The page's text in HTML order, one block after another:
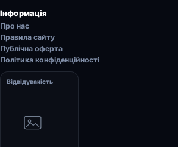
Інформація
Про нас
Правила сайту
Публічна оферта
Політика конфіденційності
Відвідуваність